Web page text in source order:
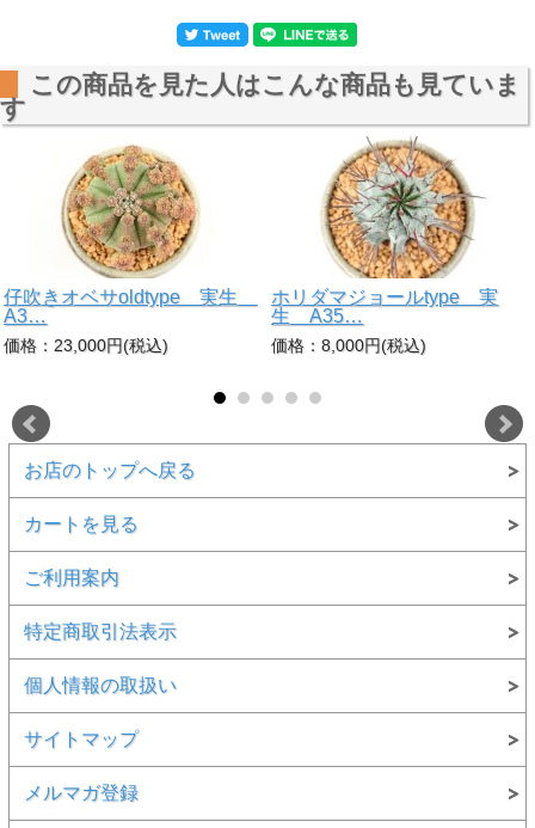
この商品を見た人はこんな商品も見ていま
す
仔吹きオベサoldtype 実生
A3…
価格：23,000円(税込)
ホリダマジョールtype 実
生 A35…
価格：8,000円(税込)
お店のトップへ戻る
カートを見る
ご利用案内
特定商取引法表示
個人情報の取扱い
サイトマップ
メルマガ登録